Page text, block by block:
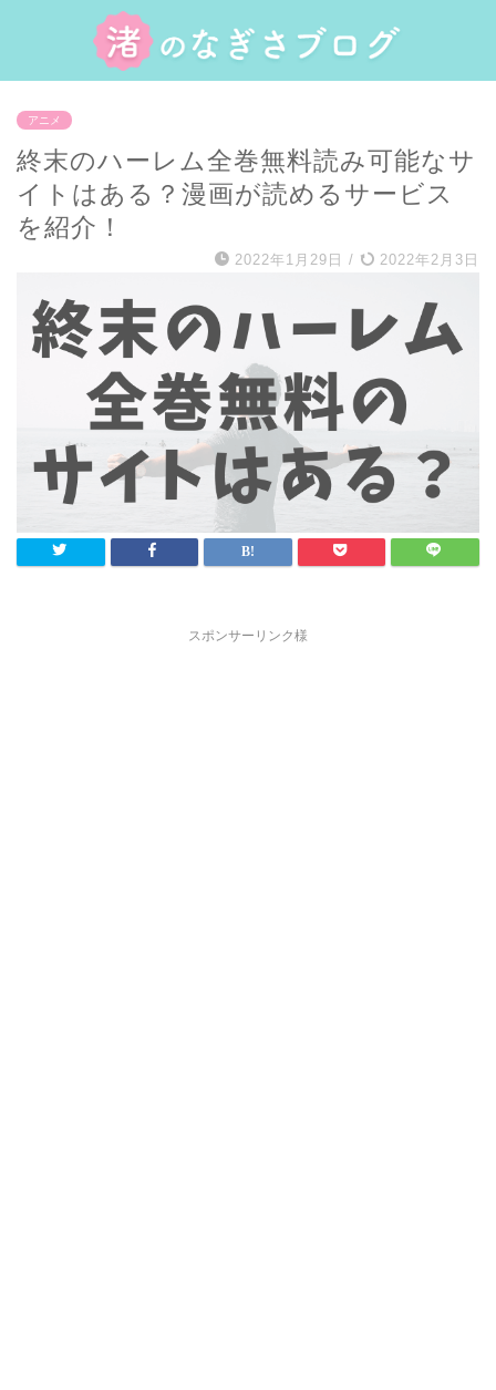
アニメ
終末のハーレム全巻無料読み可能なサ
イトはある？漫画が読めるサービス
を紹介！
2022年1月29日 / 2022年2月3日
スポンサーリンク様